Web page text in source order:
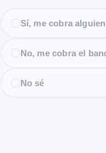
Sí, me cobra
No, me cobra el
No sé